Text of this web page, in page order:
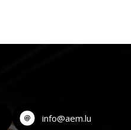
info@aem.lu